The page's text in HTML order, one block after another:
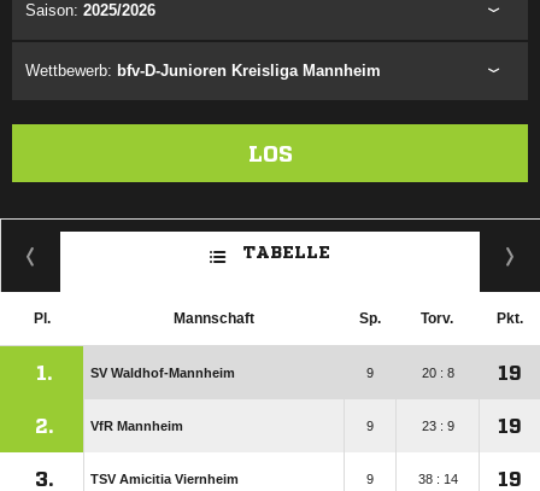
Saison: 2025/2026
Wettbewerb: bfv-D-Junioren Kreisliga Mannheim
LOS
TABELLE
Pl. Mannschaft Sp. Torv. Pkt.
1. SV Waldhof-Mannheim 9 20 : 8 19
2. VfR Mannheim 9 23 : 9 19
3. TSV Amicitia Viernheim 9 38 : 14 19